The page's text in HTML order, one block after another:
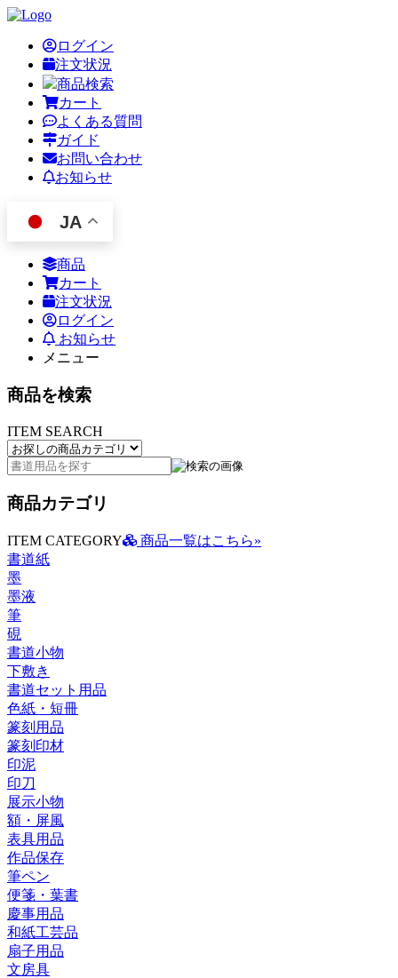
ログイン
注文状況
商品検索
カート
よくある質問
ガイド
お問い合わせ
お知らせ
JA
商品
カート
注文状況
ログイン
お知らせ
メニュー
商品を検索
ITEM SEARCH
商品カテゴリ
ITEM CATEGORY
商品一覧はこちら»
書道紙
墨
墨液
筆
硯
書道小物
下敷き
書道セット用品
色紙・短冊
篆刻用品
篆刻印材
印泥
印刀
展示小物
額・屏風
表具用品
作品保存
筆ペン
便箋・葉書
慶事用品
和紙工芸品
扇子用品
文房具